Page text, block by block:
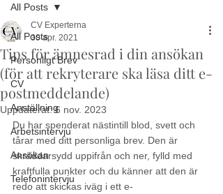
All Posts
Personligt Brev
CV
Anställning
Arbetsintervju
Ansökan
Telefonintervju
All Posts
Tips för ämnesrad i din ansökan
(för att rekryterare ska läsa ditt e-
postmeddelande)
CV Experterna
30 apr. 2021
Uppdaterat:6 nov. 2023
Du har spenderat nästintill blod, svett och
tårar med ditt personliga brev. Den är
skräddarsydd uppifrån och ner, fylld med
kraftfulla punkter och du känner att den är
redo att skickas iväg i ett e-